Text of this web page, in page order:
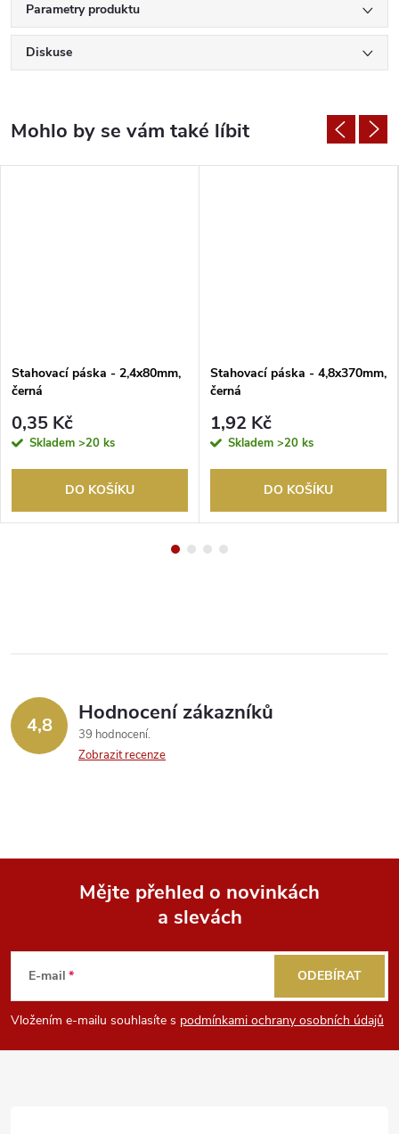
Parametry produktu
Diskuse
Stahovací páska - 2,4x80mm,
černá
0,35 Kč
Skladem >20 ks
DO KOŠÍKU
Stahovací páska - 4,8x370mm,
černá
1,92 Kč
Skladem >20 ks
DO KOŠÍKU
4,8 Hodnocení zákazníků
39 hodnocení
Zobrazit recenze
p
Mějte přehled o novinkách
a slevách
E-mail
Vložením e-mailu souhlasíte s podmínkami ochrany osobních údajů
ODEBÍRAT